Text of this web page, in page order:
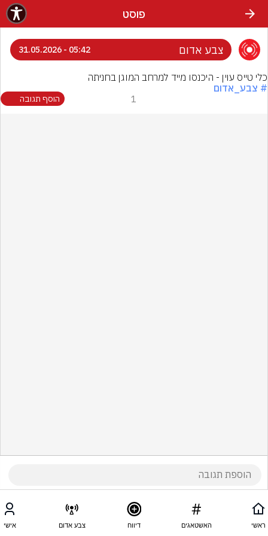
פוסט
צבע אדום 05:42 - 31.05.2026
כלי טייס עוין - היכנסו מייד למרחב המוגן בחניתה
# צבע_אדום
1 הוסף תגובה
ראשי האשטאגים דיווח צבע אדום אישי